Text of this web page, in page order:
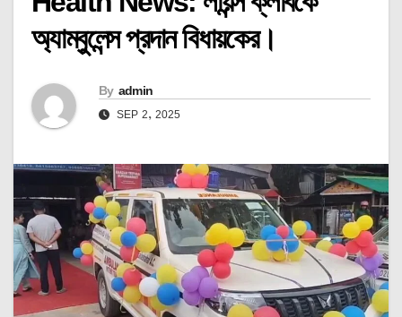
অ্যাম্বুলেন্স প্রদান বিধায়কের।
By admin
SEP 2, 2025